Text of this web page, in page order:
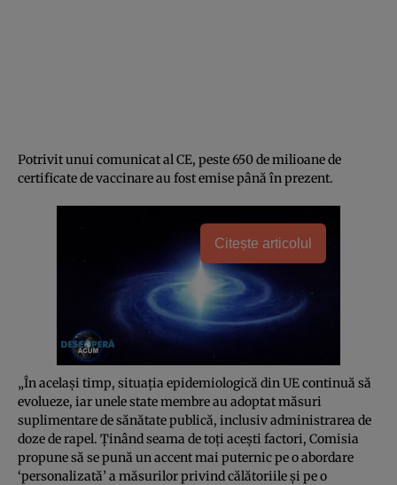
Potrivit unui comunicat al CE, peste 650 de milioane de
certificate de vaccinare au fost emise până în prezent.
Citește articolul
„În același timp, situația epidemiologică din UE continuă să
evolueze, iar unele state membre au adoptat măsuri
suplimentare de sănătate publică, inclusiv administrarea de
doze de rapel. Ținând seama de toți acești factori, Comisia
propune să se pună un accent mai puternic pe o abordare
‘personalizată’ a măsurilor privind călătoriile și pe o